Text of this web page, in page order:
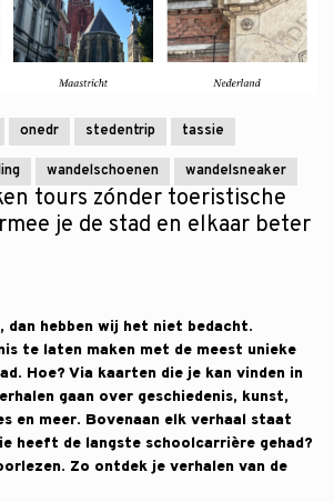
onedr stedentrip tassie
wandelschoenen wandelsneaker
tours zónder toeristische
je de stad en elkaar beter
hebben wij het niet bedacht.
te laten maken met de meest unieke
Hoe? Via kaarten die je kan vinden in
gaan over geschiedenis, kunst,
en meer. Bovenaan elk verhaal staat
heeft de langste schoolcarrière gehad?
Zo ontdek je verhalen van de